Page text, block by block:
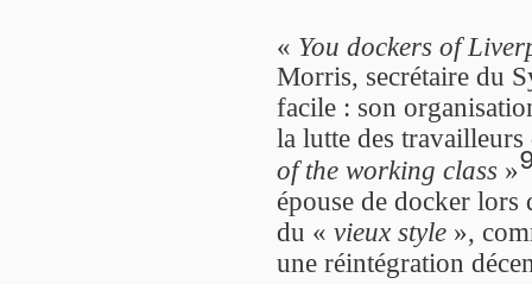
« You dockers of
Morris, secrétaire du
facile : son
la lutte des
of the working class »
épouse de docker
du « vieux style »,
une réintégration